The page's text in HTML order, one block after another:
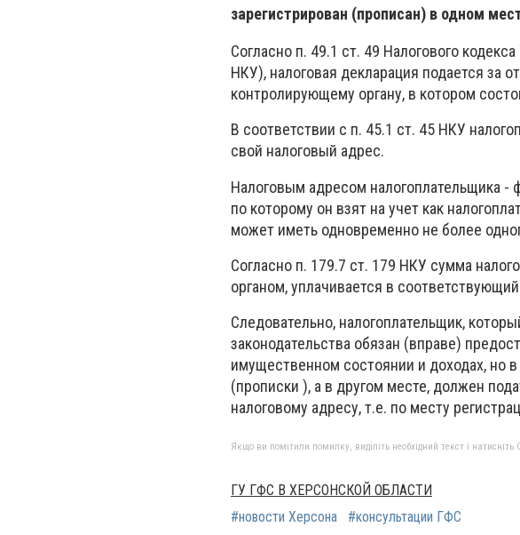
зарегистрирован (прописан) в одном
Согласно п. 49.1 ст. 49 Налогового
НКУ), налоговая декларация подается за
контролирующему органу, в котором
В соответствии с п. 45.1 ст. 45 НКУ
свой налоговый адрес.
Налоговым адресом налогоплательщика -
по которому он взят на учет как
может иметь одновременно не более
Согласно п. 179.7 ст. 179 НКУ сумма
органом, уплачивается в
Следовательно, налогоплательщик,
законодательства обязан (вправе)
имущественном состоянии и доходах, но
(прописки ), а в другом месте, должен
налоговому адресу, т.е. по месту
Якщо ви помітили помилку, виділіть необхідний текст і
ГУ ГФС В ХЕРСОНСКОЙ ОБЛАСТИ
#новости Херсона
#консультации ГФС